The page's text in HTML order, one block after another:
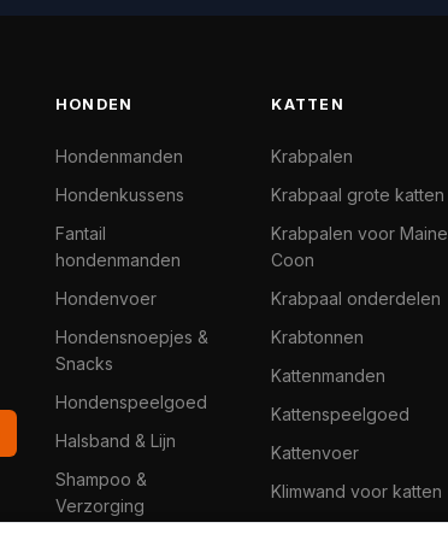
HONDEN
Hondenmanden
Hondenkussens
Fantail
hondenmanden
Hondenvoer
Hondensnoepjes &
Snacks
Hondenspeelgoed
Halsband & Lijn
Shampoo &
Verzorging
KATTEN
Krabpalen
Krabpaal grote katten
Krabpalen voor Maine
Coon
Krabpaal onderdelen
Krabtonnen
Kattenmanden
Kattenspeelgoed
Kattenvoer
Klimwand voor katten